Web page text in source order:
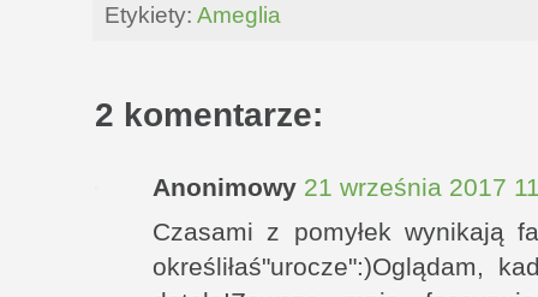
Etykiety: Ameglia
2 komentarze:
Anonimowy 21 września 2017
Czasami z pomyłek wynikają
określiłaś"urocze":)Oglądam,